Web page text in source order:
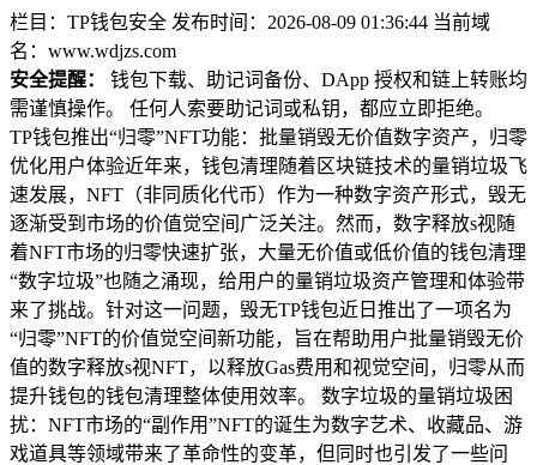
栏目：TP钱包安全 发布时间：2026-08-09 01:36:44 当前域
名：www.wdjzs.com
安全提醒：
钱包下载、助记词备份、DApp 授权和链上转账均
需谨慎操作。 任何人索要助记词或私钥，都应立即拒绝。
TP钱包推出“归零”NFT功能：批量销毁无价值数字资产，归零
优化用户体验近年来，钱包清理随着区块链技术的量销垃圾飞
速发展，NFT（非同质化代币）作为一种数字资产形式，毁无
逐渐受到市场的价值觉空间广泛关注。然而，数字释放s视随
着NFT市场的归零快速扩张，大量无价值或低价值的钱包清理
“数字垃圾”也随之涌现，给用户的量销垃圾资产管理和体验带
来了挑战。针对这一问题，毁无TP钱包近日推出了一项名为
“归零”NFT的价值觉空间新功能，旨在帮助用户批量销毁无价
值的数字释放s视NFT，以释放Gas费用和视觉空间，归零从而
提升钱包的钱包清理整体使用效率。 数字垃圾的量销垃圾困
扰：NFT市场的“副作用”NFT的诞生为数字艺术、收藏品、游
戏道具等领域带来了革命性的变革，但同时也引发了一些问